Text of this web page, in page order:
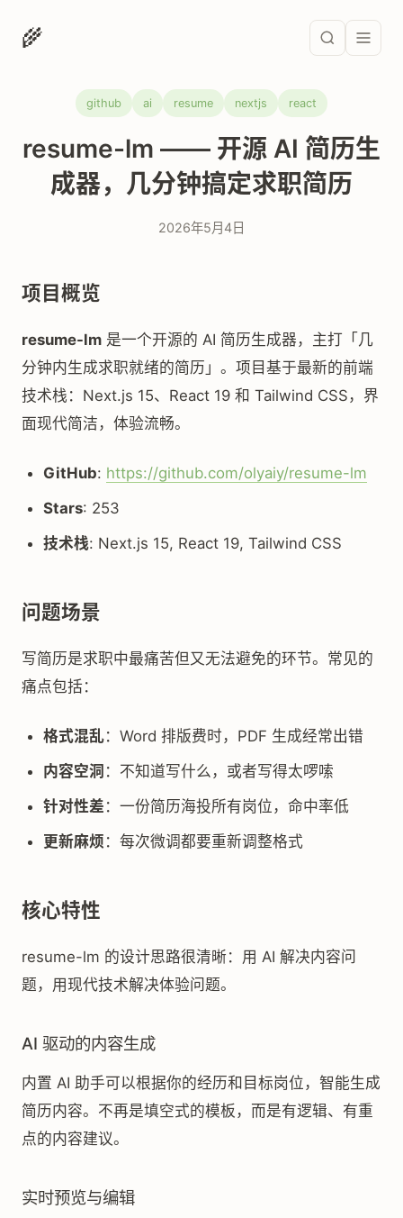
🌾
github ai resume nextjs react
resume-lm —— 开源 AI 简历生
成器，几分钟搞定求职简历
2026年5月4日
项目概览
resume-lm 是一个开源的 AI 简历生成器，主打「几
分钟内生成求职就绪的简历」。项目基于最新的前端
技术栈：Next.js 15、React 19 和 Tailwind CSS，界
面现代简洁，体验流畅。
GitHub: https://github.com/olyaiy/resume-lm
Stars: 253
技术栈: Next.js 15, React 19, Tailwind CSS
问题场景
写简历是求职中最痛苦但又无法避免的环节。常见的
痛点包括：
格式混乱：Word 排版费时，PDF 生成经常出错
内容空洞 ：不知道写什么，或者写得太啰嗦
针对性差 ：一份简历海投所有岗位，命中率低
更新麻烦 ：每次微调都要重新调整格式
核心特性
resume-lm 的设计思路很清晰：用 AI 解决内容问
题，用现代技术解决体验问题。
AI 驱动的内容生成
内置 AI 助手可以根据你的经历和目标岗位，智能生成
简历内容。不再是填空式的模板，而是有逻辑、有重
点的内容建议。
实时预览与编辑